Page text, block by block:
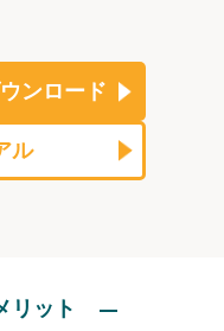
ンロード
ル
リット